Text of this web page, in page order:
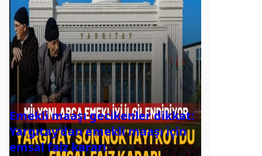
Emekli maaşı gecikenler dikkat:
Yargıtay’dan emekli maaşı için
emsal faiz kararı